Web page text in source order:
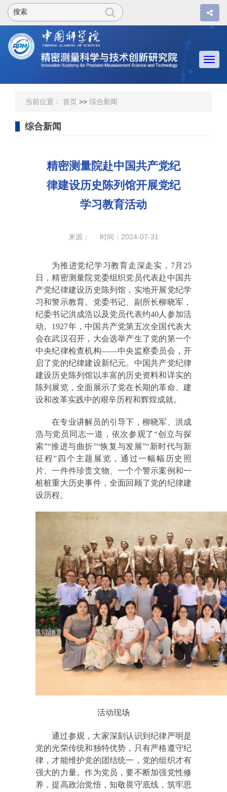
当前位置： 首页 >> 综合新闻
综合新闻
精密测量院赴中国共产党纪
律建设历史陈列馆开展党纪
学习教育活动
来源： 时间：2024-07-31
为推进党纪学习教育走深走实，7月25
日，精密测量院党委组织党员代表赴中国共
产党纪律建设历史陈列馆，实地开展党纪学
习和警示教育。党委书记、副所长柳晓军，
纪委书记洪成浩以及党员代表约40人参加活
动。1927年，中国共产党第五次全国代表大
会在武汉召开，大会选举产生了党的第一个
中央纪律检查机构——中央监察委员会，开
启了党的纪律建设新纪元。中国共产党纪律
建设历史陈列馆以丰富的历史资料和详实的
陈列展览，全面展示了党在长期的革命、建
设和改革实践中的艰辛历程和辉煌成就。
在专业讲解员的引导下，柳晓军、洪成
浩与党员同志一道，依次参观了“创立与探
索”“推进与曲折”“恢复与发展”“新时代与新
征程”四个主题展览，通过一幅幅历史照
片、一件件珍贵文物、一个个警示案例和一
桩桩重大历史事件，全面回顾了党的纪律建
设历程。
活动现场
通过参观，大家深刻认识到纪律严明是
党的光荣传统和独特优势，只有严格遵守纪
律，才能维护党的团结统一，党的组织才有
强大的力量。作为党员，要不断加强党性修
养，提高政治觉悟，知敬畏守底线，筑牢思